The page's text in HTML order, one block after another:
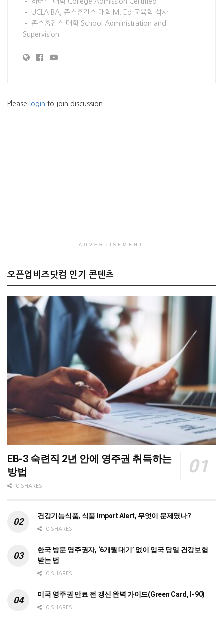
• 하버드 대학 College Admission Certified
• UCLA BA, 존스홉킨스 대학 M. Ed 교육학 석사
• 존스홉킨스 대학 School Administration and
Supervision
Please login to join discussion
ADVERTISEMENT
오픈업비즈닷컴 인기 콘텐츠
EB-3 숙련직 2년 안에 영주권 취득하는
방법
0 SHARES
건강기능식품, 식품 Import Alert, 무엇이 문제였나?
0 SHARES
한국 방문 영주권자, ‘6개월 대기’ 없이 입국 당일 건강보험
받는 법
0 SHARES
미국 영주권 만료 전 갱신 완벽 가이드(Green Card, I-90)
0 SHARES